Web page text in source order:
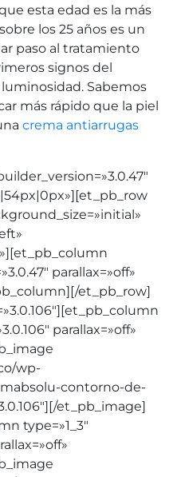
esta edad es la más
los 25 años es un
paso al tratamiento
signos del
Sabemos
más rápido que la piel
crema antiarrugas
parallax=»off»
et_pb_row]
parallax=»off»
wp-
contorno-de-
et_pb_image]
type=»1_3″